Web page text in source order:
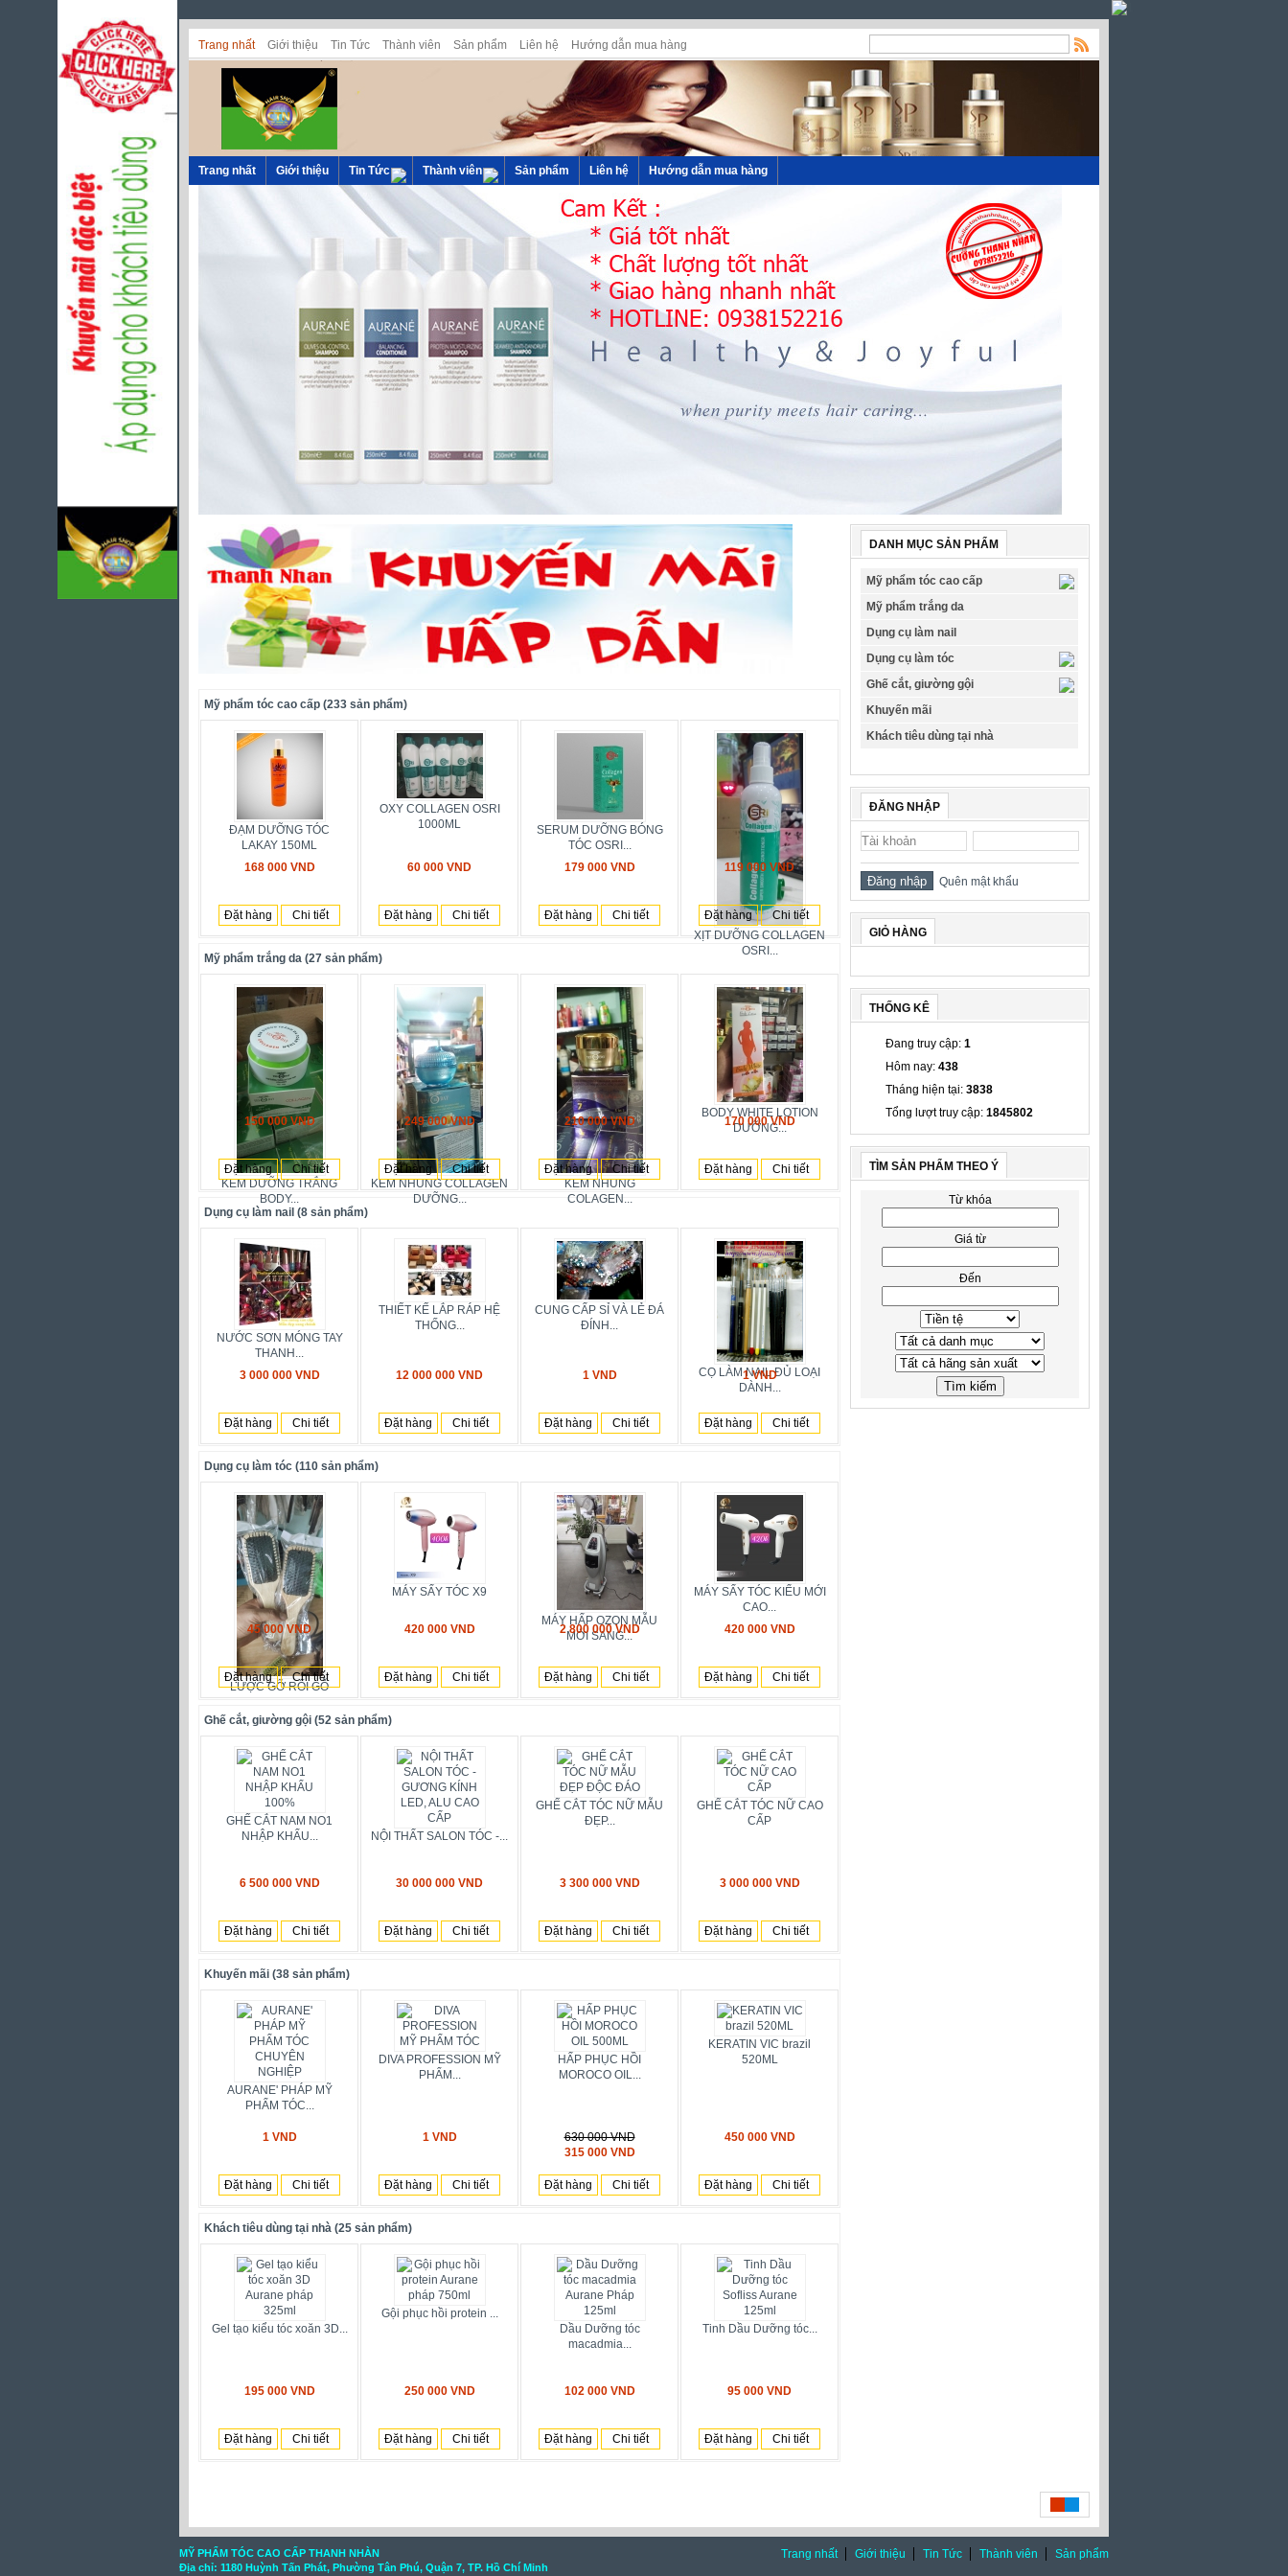
Trang nhất Giới thiệu Tin Tức Thành viên Sản phẩm Liên hệ Hướng dẫn mua hàng
Trang nhất Giới thiệu Tin Tức Thành viên Sản phẩm Liên hệ Hướng dẫn mua hàng
Mỹ phẩm tóc cao cấp (233 sản phẩm)
ĐẠM DƯỠNG TÓC
LAKAY 150ML
168 000 VND
Đặt hàng Chi tiết
OXY COLLAGEN OSRI
1000ML
60 000 VND
Đặt hàng Chi tiết
SERUM DƯỠNG BÓNG
TÓC OSRI...
179 000 VND
Đặt hàng
Chi tiết
XỊT DƯỠNG COLLAGEN
OSRI...
119 000 VND
Đặt hàng Chi tiết
Mỹ phẩm trắng da (27 sản phẩm)
KEM DƯỠNG TRẮNG
BODY...
150 000 VND
Đặt hàng
Chi tiết
KEM NHUNG COLLAGEN
DƯỠNG...
249 000 VND
Đặt hàng
Chi tiết
KEM NHUNG
COLAGEN...
210 000 VND
Đặt hàng Chi tiết
BODY WHITE LOTION
DƯỠNG...
170 000 VND
Đặt hàng Chi tiết
Dụng cụ làm nail (8 sản phẩm)
NƯỚC SƠN MÓNG TAY
THANH...
3 000 000 VND
Đặt hàng Chi tiết
THIẾT KẾ LẮP RÁP HỆ
THỐNG...
12 000 000 VND
Đặt hàng Chi tiết
CUNG CẤP SỈ VÀ LẺ ĐÁ
ĐÍNH...
1 VND
Đặt hàng Chi tiết
CỌ LÀM NAIL ĐỦ LOẠI
DÀNH...
1 VND
Đặt hàng Chi tiết
Dụng cụ làm tóc (110 sản phẩm)
LƯỢC GỠ RỐI GỖ
45 000 VND
Đặt hàng Chi tiết
MÁY SẤY TÓC X9
420 000 VND
Đặt hàng Chi tiết
MÁY HẤP OZON MẪU
MỚI SANG...
2 800 000 VND
Đặt hàng Chi tiết
MÁY SẤY TÓC KIỂU MỚI
CAO...
420 000 VND
Đặt hàng Chi tiết
Ghế cắt, giường gội (52 sản phẩm)
GHẾ CẮT NAM NO1
NHẬP KHẨU...
6 500 000 VND
Đặt hàng Chi tiết
NỘI THẤT SALON TÓC -...
30 000 000 VND
Đặt hàng Chi tiết
GHẾ CẮT TÓC NỮ MẪU
ĐẸP...
3 300 000 VND
Đặt hàng Chi tiết
GHẾ CẮT TÓC NỮ CAO
CẤP
3 000 000 VND
Đặt hàng Chi tiết
Khuyến mãi (38 sản phẩm)
AURANE' PHÁP MỸ
PHẨM TÓC...
1 VND
Đặt hàng Chi tiết
DIVA PROFESSION MỸ
PHẨM...
1 VND
Đặt hàng Chi tiết
HẤP PHỤC HỒI
MOROCO OIL...
630 000 VND
315 000 VND
Đặt hàng Chi tiết
KERATIN VIC brazil
520ML
450 000 VND
Đặt hàng Chi tiết
Khách tiêu dùng tại nhà (25 sản phẩm)
Gel tạo kiểu tóc xoăn 3D...
195 000 VND
Đặt hàng Chi tiết
Gội phục hồi protein ...
250 000 VND
Đặt hàng Chi tiết
Dầu Dưỡng tóc
macadmia...
102 000 VND
Đặt hàng Chi tiết
Tinh Dầu Dưỡng tóc...
95 000 VND
Đặt hàng Chi tiết
DANH MỤC SẢN PHẨM
Mỹ phẩm tóc cao cấp
Mỹ phẩm trắng da
Dụng cụ làm nail
Dụng cụ làm tóc
Ghế cắt, giường gội
Khuyến mãi
Khách tiêu dùng tại nhà
ĐĂNG NHẬP
Quên mật khẩu
GIỎ HÀNG
THỐNG KÊ
Đang truy cập: 1
Hôm nay: 438
Tháng hiện tại: 3838
Tổng lượt truy cập: 1845802
TÌM SẢN PHẨM THEO Ý
Từ khóa
Giá từ
Đến
MỸ PHẨM TÓC CAO CẤP THANH NHÀN
Địa chỉ: 1180 Huỳnh Tấn Phát, Phường Tân Phú, Quận 7, TP. Hồ Chí Minh
Trang nhất Giới thiệu Tin Tức Thành viên Sản phẩm